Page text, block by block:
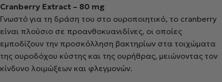
Cranberry Extract – 80 mg
Γνωστό για τη δράση του στο ουροποιητικό, το cranberry
είναι πλούσιο σε προανθοκυανιδίνες, οι οποίες
εμποδίζουν την προσκόλληση βακτηρίων στα τοιχώματα
της ουροδόχου κύστης και της ουρήθρας, μειώνοντας τον
κίνδυνο λοιμώξεων και φλεγμονών.